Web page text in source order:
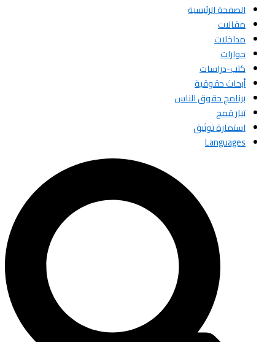
الصفحة الرئيسية
مقالات
مداخلات
حوارات
كتب-دراسات
أبحاث حقوقية
برنامج حقوق الناس
تيار قمح
استمارة توثيق
Languages